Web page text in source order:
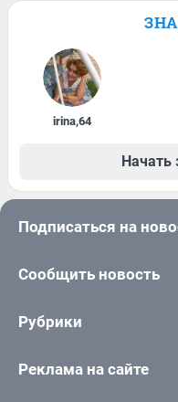
irina,64
Начать
Подписаться на
Сообщить новость
Рубрики
Реклама на сайте